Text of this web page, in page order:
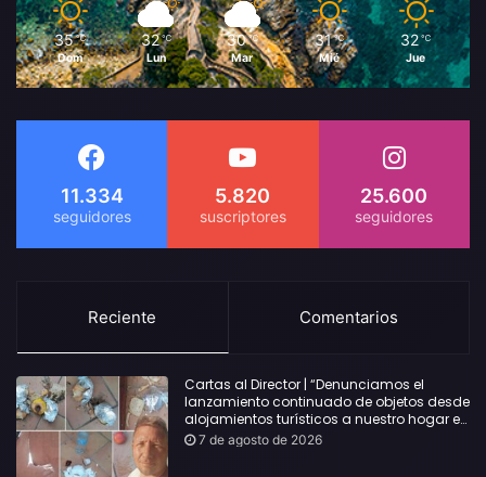
35 ℃
Dom
32 ℃
Lun
30 ℃
Mar
31 ℃
Mié
32 ℃
Jue
11.334 5.820 25.600
Reciente Comentarios
Cartas al Director | “Denunciamos el
lanzamiento continuado de objetos desde
alojamientos turísticos a nuestro hogar en
Lloret: Podría haber causado una
7 de agosto de 2026